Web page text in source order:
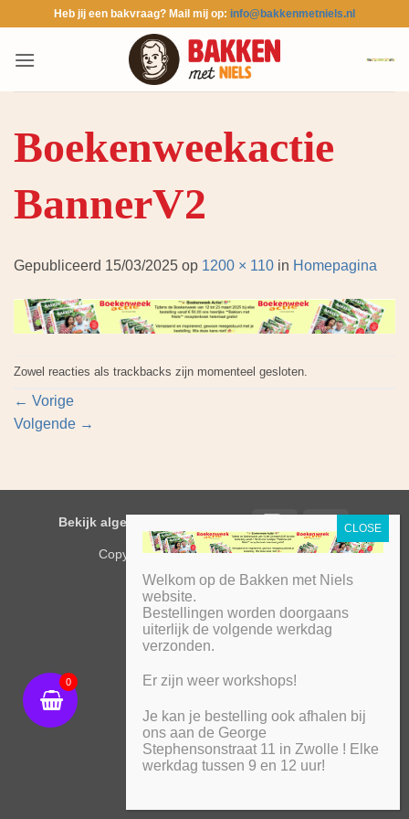
0
inhoud
Heb jij een bakvraag? Mail mij op: info@bakkenmetniels.nl
Boekenweekactie
BannerV2
Gepubliceerd 15/03/2025 op 1200 × 110 in Homepagina
Zowel reacties als trackbacks zijn momenteel gesloten.
← Vorige
Volgende →
Bekijk algemene voorwaarden PayPal
Copyright 2026 ©Bakken met Niels
Welkom op de Bakken met Niels
website.
Bestellingen worden doorgaans
uiterlijk de volgende werkdag
verzonden.
Er zijn weer workshops!
Je kan je bestelling ook afhalen bij
ons aan de George
Stephensonstraat 11 in Zwolle ! Elke
werkdag tussen 9 en 12 uur!